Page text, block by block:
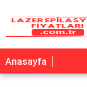
Anasayfa